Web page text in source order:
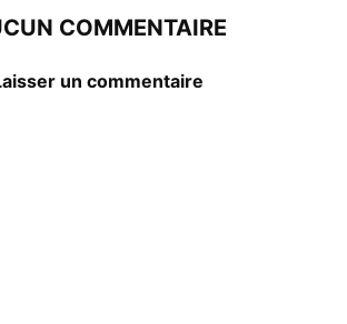
COMMENTAIRE
un commentaire